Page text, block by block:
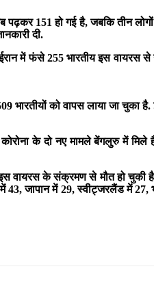
151 हो गई है, जबकि तीन
दी.
में फंसे 255 भारतीय इस
को वापस लाया जा चुका
के दो नए मामले बेंगलुरु में
वायरस के संक्रमण से मौत हो चुकी
जापान में 29, स्वीट्जरलैंड में 27,